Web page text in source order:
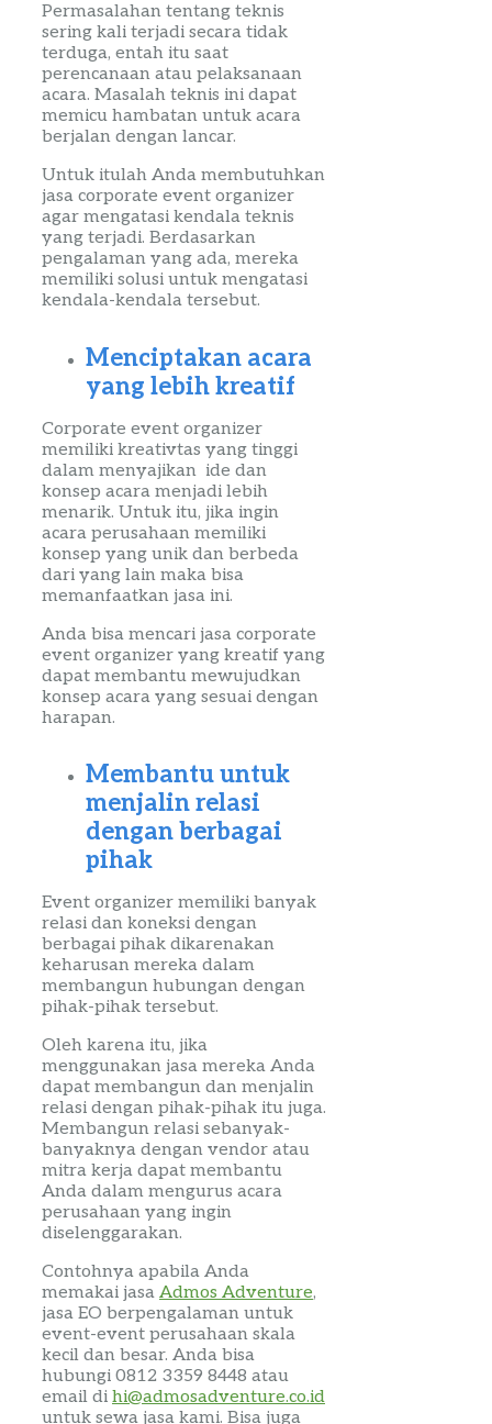
Permasalahan tentang teknis
sering kali terjadi secara tidak
terduga, entah itu saat
perencanaan atau pelaksanaan
acara. Masalah teknis ini dapat
memicu hambatan untuk acara
berjalan dengan lancar.
Untuk itulah Anda membutuhkan
jasa corporate event organizer
agar mengatasi kendala teknis
yang terjadi. Berdasarkan
pengalaman yang ada, mereka
memiliki solusi untuk mengatasi
kendala-kendala tersebut.
Menciptakan acara
yang lebih kreatif
Corporate event organizer
memiliki kreativtas yang tinggi
dalam menyajikan ide dan
konsep acara menjadi lebih
menarik. Untuk itu, jika ingin
acara perusahaan memiliki
konsep yang unik dan berbeda
dari yang lain maka bisa
memanfaatkan jasa ini.
Anda bisa mencari jasa corporate
event organizer yang kreatif yang
dapat membantu mewujudkan
konsep acara yang sesuai dengan
harapan.
Membantu untuk
menjalin relasi
dengan berbagai
pihak
Event organizer memiliki banyak
relasi dan koneksi dengan
berbagai pihak dikarenakan
keharusan mereka dalam
membangun hubungan dengan
pihak-pihak tersebut.
Oleh karena itu, jika
menggunakan jasa mereka Anda
dapat membangun dan menjalin
relasi dengan pihak-pihak itu juga.
Membangun relasi sebanyak-
banyaknya dengan vendor atau
mitra kerja dapat membantu
Anda dalam mengurus acara
perusahaan yang ingin
diselenggarakan.
Contohnya apabila Anda
memakai jasa Admos Adventure,
jasa EO berpengalaman untuk
event-event perusahaan skala
kecil dan besar. Anda bisa
hubungi 0812 3359 8448 atau
email di hi@admosadventure.co.id
untuk sewa jasa kami. Bisa juga